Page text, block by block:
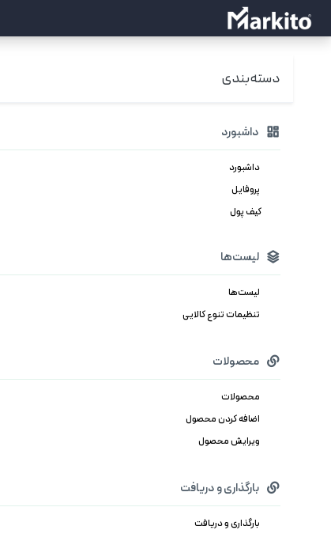
دسته‌بندی
داشبورد
داشبورد
پروفایل
کیف پول
لیست‌ها
لیست‌ها
تنظیمات تنوع کالایی
محصولات
محصولات
اضافه کردن محصول
ویرایش محصول
بارگذاری و دریافت
بارگذاری و دریافت